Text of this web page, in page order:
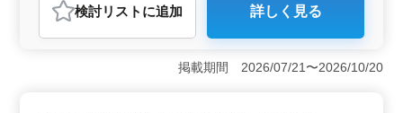
おすすめポイント
＜通勤負担少なく長期就業しやすい環境＞ 案件は主に
八戸市内が中心で、長距離移動や出張はほとんどなく、
通勤負担を抑えて勤務することができます。現場管理に
検討リスト に追加 詳しく見る
掲載期間 2026/07/21〜2026/10/20